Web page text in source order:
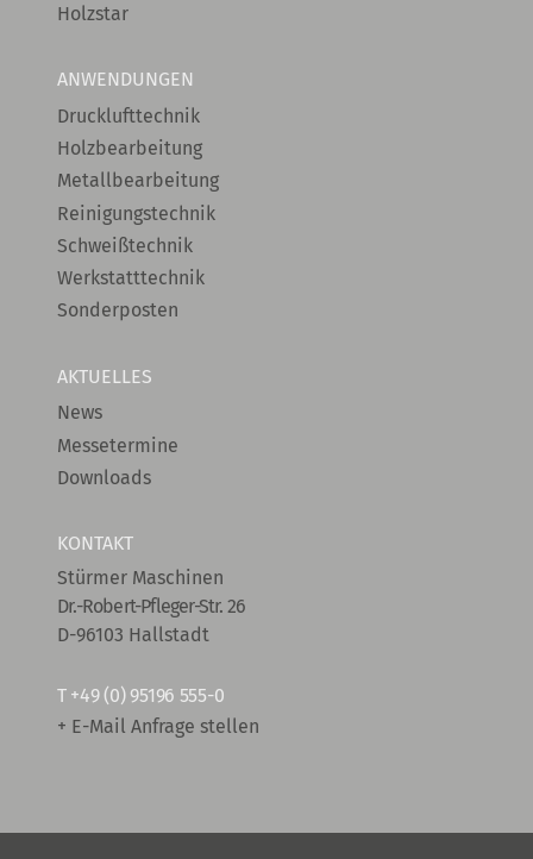
Holzstar
ANWENDUNGEN
Drucklufttechnik
Holzbearbeitung
Metallbearbeitung
Reinigungstechnik
Schweißtechnik
Werkstatttechnik
Sonderposten
AKTUELLES
News
Messetermine
Downloads
KONTAKT
Stürmer Maschinen
Dr.-Robert-Pfleger-Str. 26
D-96103 Hallstadt
T +49 (0) 95196 555-0
+ E-Mail Anfrage stellen